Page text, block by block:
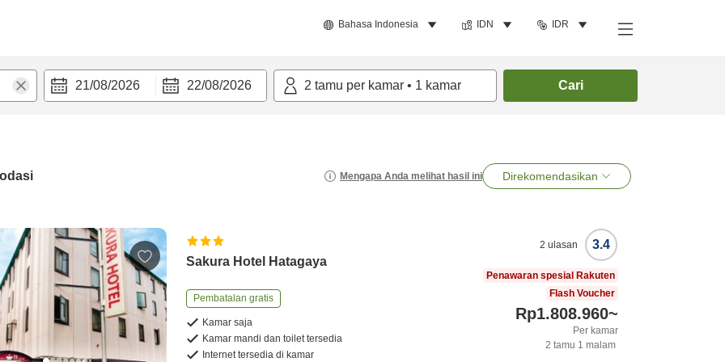
Bahasa Indonesia IDN IDR
21/08/2026 22/08/2026 2 tamu per kamar • 1 kamar Cari
Mengapa Anda melihat hasil ini Direkomendasikan
Sakura Hotel Hatagaya
Pembatalan gratis
Kamar saja
Kamar mandi dan toilet tersedia
Internet tersedia di kamar
3.4
2 ulasan
Penawaran spesial Rakuten
Flash Voucher
Rp1.808.960~
Per kamar
2 tamu 1 malam